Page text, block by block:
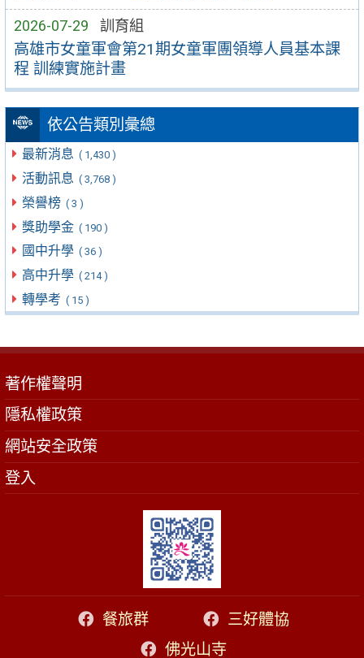
2026-07-29 訓育組
高雄市女童軍會第21期女童軍團領導人員基本課
程 訓練實施計畫
依公告類別彙總
最新消息 ( 1,430 )
活動訊息 ( 3,768 )
榮譽榜 ( 3 )
獎助學金 ( 190 )
國中升學 ( 36 )
高中升學 ( 214 )
轉學考 ( 15 )
著作權聲明
隱私權政策
網站安全政策
登入
餐旅群
三好體協
佛光山寺